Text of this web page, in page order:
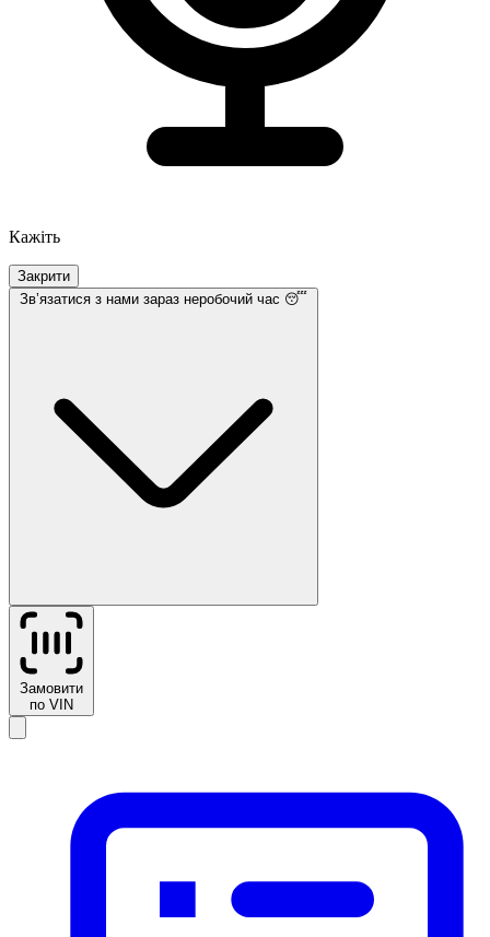
Кажіть
Закрити
Звʼязатися з нами зараз неробочий час 😴
Замовити
по VIN